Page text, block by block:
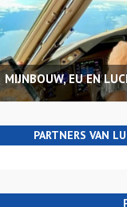
MIJNBOUW, EU EN
PARTNERS VAN